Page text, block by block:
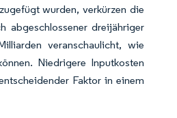
wurden, verkürzen die
abgeschlossener dreijähriger
veranschaulicht, wie
Niedrigere Inputkosten
Faktor in einem